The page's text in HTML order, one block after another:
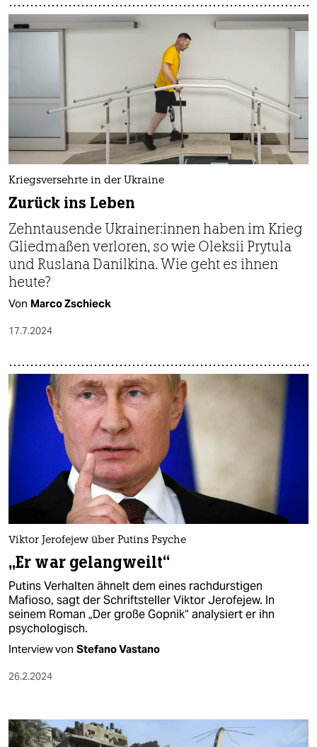
Kriegsversehrte in der Ukraine
Zurück ins Leben
Zehntausende Ukrai­ne­r:in­nen haben im Krieg
Gliedmaßen verloren, so wie Oleksii Prytula
und Ruslana Danilkina. Wie geht es ihnen
heute?
Von Marco Zschieck
17.7.2024
Viktor Jerofejew über Putins Psyche
„Er war gelangweilt“
Putins Verhalten ähnelt dem eines rachdurstigen
Mafioso, sagt der Schriftsteller Viktor Jerofejew. In
seinem Roman „Der große Gopnik“ analysiert er ihn
psychologisch.
Interview von Stefano Vastano
26.2.2024